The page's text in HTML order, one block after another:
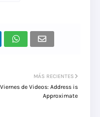
MÁS RECIENTES
Viernes de Videos: Address is
Approximate